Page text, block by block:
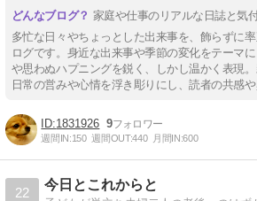
家庭や仕事のリアルな日誌と気
多忙な日々やちょっとした出来事を、飾らずに
ログです。身近な出来事や季節の変化をテーマ
や思わぬハプニングを鋭く、しかし温かく表現。
日常の営みや心情を浮き彫りにし、読者の共感や
1831926 9
週間IN:150 週間OUT:440 月間IN:600
22
今日とこれからと